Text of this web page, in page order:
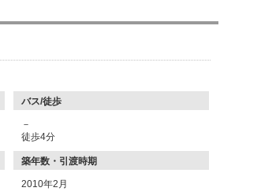
バス/徒歩
－
徒歩4分
築年数・引渡時期
2010年2月